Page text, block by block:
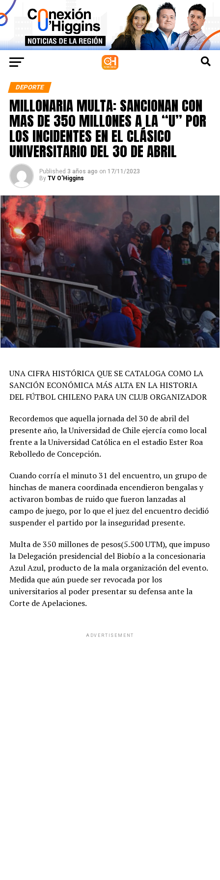
DEPORTE
MILLONARIA MULTA: SANCIONAN CON
MAS DE 350 MILLONES A LA “U” POR
LOS INCIDENTES EN EL CLÁSICO
UNIVERSITARIO DEL 30 DE ABRIL
Published 3 años ago on 17/11/2023
By TV O'Higgins
UNA CIFRA HISTÓRICA QUE SE CATALOGA COMO LA
SANCIÓN ECONÓMICA MÁS ALTA EN LA HISTORIA
DEL FÚTBOL CHILENO PARA UN CLUB ORGANIZADOR
Recordemos que aquella jornada del 30 de abril del
presente año, la Universidad de Chile ejercía como local
frente a la Universidad Católica en el estadio Ester Roa
Rebolledo de Concepción.
Cuando corría el minuto 31 del encuentro, un grupo de
hinchas de manera coordinada encendieron bengalas y
activaron bombas de ruido que fueron lanzadas al
campo de juego, por lo que el juez del encuentro decidió
suspender el partido por la inseguridad presente.
Multa de 350 millones de pesos(5.500 UTM), que impuso
la Delegación presidencial del Biobío a la concesionaria
Azul Azul, producto de la mala organización del evento.
Medida que aún puede ser revocada por los
universitarios al poder presentar su defensa ante la
Corte de Apelaciones.
ADVERTISEMENT